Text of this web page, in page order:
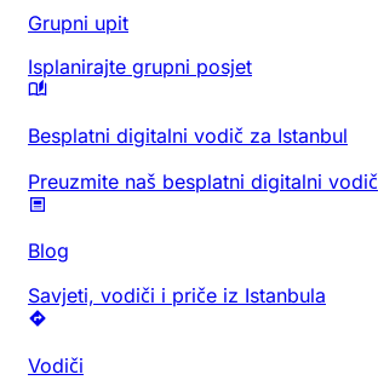
Grupni upit
Isplanirajte grupni posjet
Besplatni digitalni vodič za Istanbul
Preuzmite naš besplatni digitalni vodič
Blog
Savjeti, vodiči i priče iz Istanbula
Vodiči